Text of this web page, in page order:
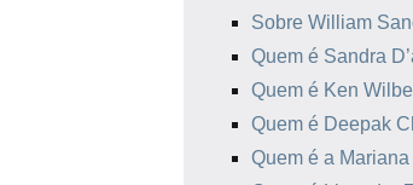
Sobre William
Quem é Sandra
Quem é Ken
Quem é Deepak
Quem é a